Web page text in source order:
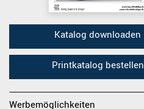
Katalog downloaden
Printkatalog bestellen
Werbemöglichkeiten